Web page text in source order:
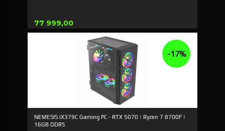
Pris
77 999,00
NEMESIS iX379C Gaming PC - RTX 5070 | Ryzen 7 8700F |
16GB DDR5
-17%